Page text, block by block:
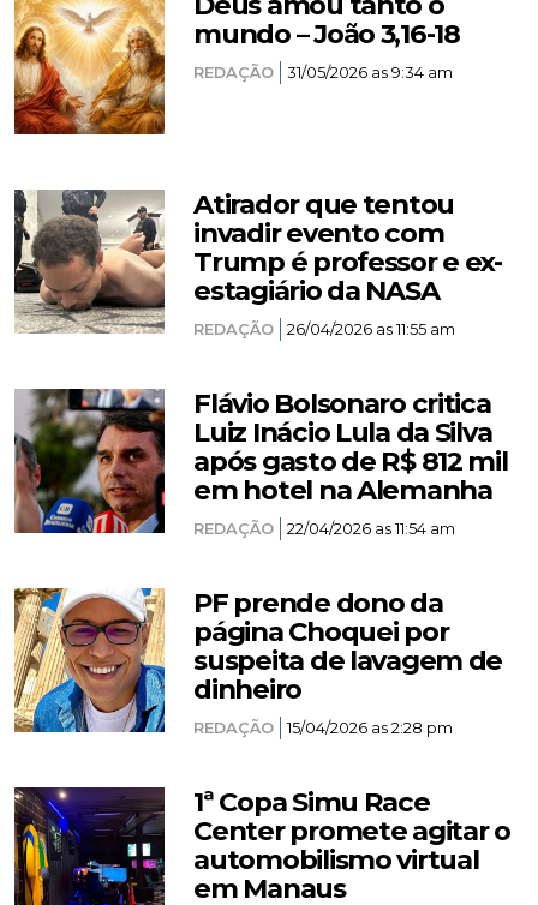
mundo – João 3,16-18
REDAÇÃO 31/05/2026 as 9:34 am
Atirador que tentou
invadir evento com
Trump é professor e ex-
estagiário da NASA
REDAÇÃO 26/04/2026 as 11:55 am
Flávio Bolsonaro critica
Luiz Inácio Lula da Silva
após gasto de R$ 812 mil
em hotel na Alemanha
REDAÇÃO 22/04/2026 as 11:54 am
PF prende dono da
página Choquei por
suspeita de lavagem de
dinheiro
REDAÇÃO 15/04/2026 as 2:28 pm
1ª Copa Simu Race
Center promete agitar o
automobilismo virtual
em Manaus